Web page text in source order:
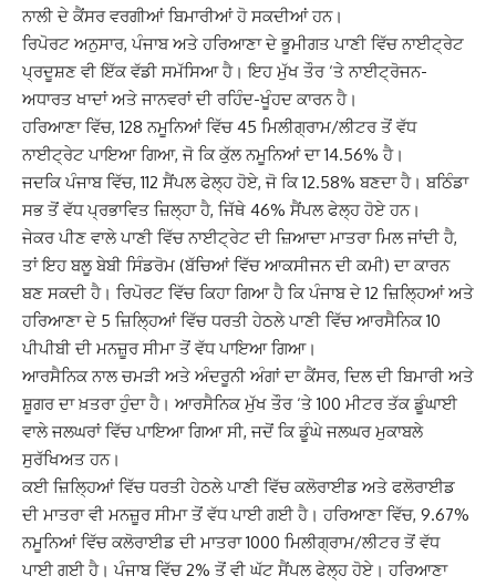
ਨਾਲੀ ਦੇ ਕੈਂਸਰ ਵਰਗੀਆਂ ਬਿਮਾਰੀਆਂ ਹੋ ਸਕਦੀਆਂ ਹਨ।
ਰਿਪੋਰਟ ਅਨੁਸਾਰ, ਪੰਜਾਬ ਅਤੇ ਹਰਿਆਣਾ ਦੇ ਭੂਮੀਗਤ ਪਾਣੀ ਵਿੱਚ ਨਾਈਟ੍ਰੇਟ
ਪ੍ਰਦੂਸ਼ਣ ਵੀ ਇੱਕ ਵੱਡੀ ਸਮੱਸਿਆ ਹੈ। ਇਹ ਮੁੱਖ ਤੌਰ ‘ਤੇ ਨਾਈਟ੍ਰੋਜਨ-
ਅਧਾਰਤ ਖਾਦਾਂ ਅਤੇ ਜਾਨਵਰਾਂ ਦੀ ਰਹਿੰਦ-ਖੂੰਹਦ ਕਾਰਨ ਹੈ।
ਹਰਿਆਣਾ ਵਿੱਚ, 128 ਨਮੂਨਿਆਂ ਵਿੱਚ 45 ਮਿਲੀਗ੍ਰਾਮ/ਲੀਟਰ ਤੋਂ ਵੱਧ
ਨਾਈਟ੍ਰੇਟ ਪਾਇਆ ਗਿਆ, ਜੋ ਕਿ ਕੁੱਲ ਨਮੂਨਿਆਂ ਦਾ 14.56% ਹੈ।
ਜਦਕਿ ਪੰਜਾਬ ਵਿੱਚ, 112 ਸੈਂਪਲ ਫੇਲ੍ਹ ਹੋਏ, ਜੋ ਕਿ 12.58% ਬਣਦਾ ਹੈ। ਬਠਿੰਡਾ
ਸਭ ਤੋਂ ਵੱਧ ਪ੍ਰਭਾਵਿਤ ਜ਼ਿਲ੍ਹਾ ਹੈ, ਜਿੱਥੇ 46% ਸੈਂਪਲ ਫੇਲ੍ਹ ਹੋਏ ਹਨ।
ਜੇਕਰ ਪੀਣ ਵਾਲੇ ਪਾਣੀ ਵਿੱਚ ਨਾਈਟ੍ਰੇਟ ਦੀ ਜ਼ਿਆਦਾ ਮਾਤਰਾ ਮਿਲ ਜਾਂਦੀ ਹੈ,
ਤਾਂ ਇਹ ਬਲੂ ਬੇਬੀ ਸਿੰਡਰੋਮ (ਬੱਚਿਆਂ ਵਿੱਚ ਆਕਸੀਜਨ ਦੀ ਕਮੀ) ਦਾ ਕਾਰਨ
ਬਣ ਸਕਦੀ ਹੈ। ਰਿਪੋਰਟ ਵਿੱਚ ਕਿਹਾ ਗਿਆ ਹੈ ਕਿ ਪੰਜਾਬ ਦੇ 12 ਜ਼ਿਲ੍ਹਿਆਂ ਅਤੇ
ਹਰਿਆਣਾ ਦੇ 5 ਜ਼ਿਲ੍ਹਿਆਂ ਵਿੱਚ ਧਰਤੀ ਹੇਠਲੇ ਪਾਣੀ ਵਿੱਚ ਆਰਸੈਨਿਕ 10
ਪੀਪੀਬੀ ਦੀ ਮਨਜ਼ੂਰ ਸੀਮਾ ਤੋਂ ਵੱਧ ਪਾਇਆ ਗਿਆ।
ਆਰਸੈਨਿਕ ਨਾਲ ਚਮੜੀ ਅਤੇ ਅੰਦਰੂਨੀ ਅੰਗਾਂ ਦਾ ਕੈਂਸਰ, ਦਿਲ ਦੀ ਬਿਮਾਰੀ ਅਤੇ
ਸ਼ੂਗਰ ਦਾ ਖ਼ਤਰਾ ਹੁੰਦਾ ਹੈ। ਆਰਸੈਨਿਕ ਮੁੱਖ ਤੌਰ ‘ਤੇ 100 ਮੀਟਰ ਤੱਕ ਡੂੰਘਾਈ
ਵਾਲੇ ਜਲਘਰਾਂ ਵਿੱਚ ਪਾਇਆ ਗਿਆ ਸੀ, ਜਦੋਂ ਕਿ ਡੂੰਘੇ ਜਲਘਰ ਮੁਕਾਬਲੇ
ਸੁਰੱਖਿਅਤ ਹਨ।
ਕਈ ਜ਼ਿਲ੍ਹਿਆਂ ਵਿੱਚ ਧਰਤੀ ਹੇਠਲੇ ਪਾਣੀ ਵਿੱਚ ਕਲੋਰਾਈਡ ਅਤੇ ਫਲੋਰਾਈਡ
ਦੀ ਮਾਤਰਾ ਵੀ ਮਨਜ਼ੂਰ ਸੀਮਾ ਤੋਂ ਵੱਧ ਪਾਈ ਗਈ ਹੈ। ਹਰਿਆਣਾ ਵਿੱਚ, 9.67%
ਨਮੂਨਿਆਂ ਵਿੱਚ ਕਲੋਰਾਈਡ ਦੀ ਮਾਤਰਾ 1000 ਮਿਲੀਗ੍ਰਾਮ/ਲੀਟਰ ਤੋਂ ਵੱਧ
ਪਾਈ ਗਈ ਹੈ। ਪੰਜਾਬ ਵਿੱਚ 2% ਤੋਂ ਵੀ ਘੱਟ ਸੈਂਪਲ ਫੇਲ੍ਹ ਹੋਏ। ਹਰਿਆਣਾ